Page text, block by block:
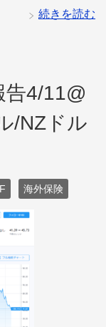
続きを読む
告4/11@
/NZドル
海外保険